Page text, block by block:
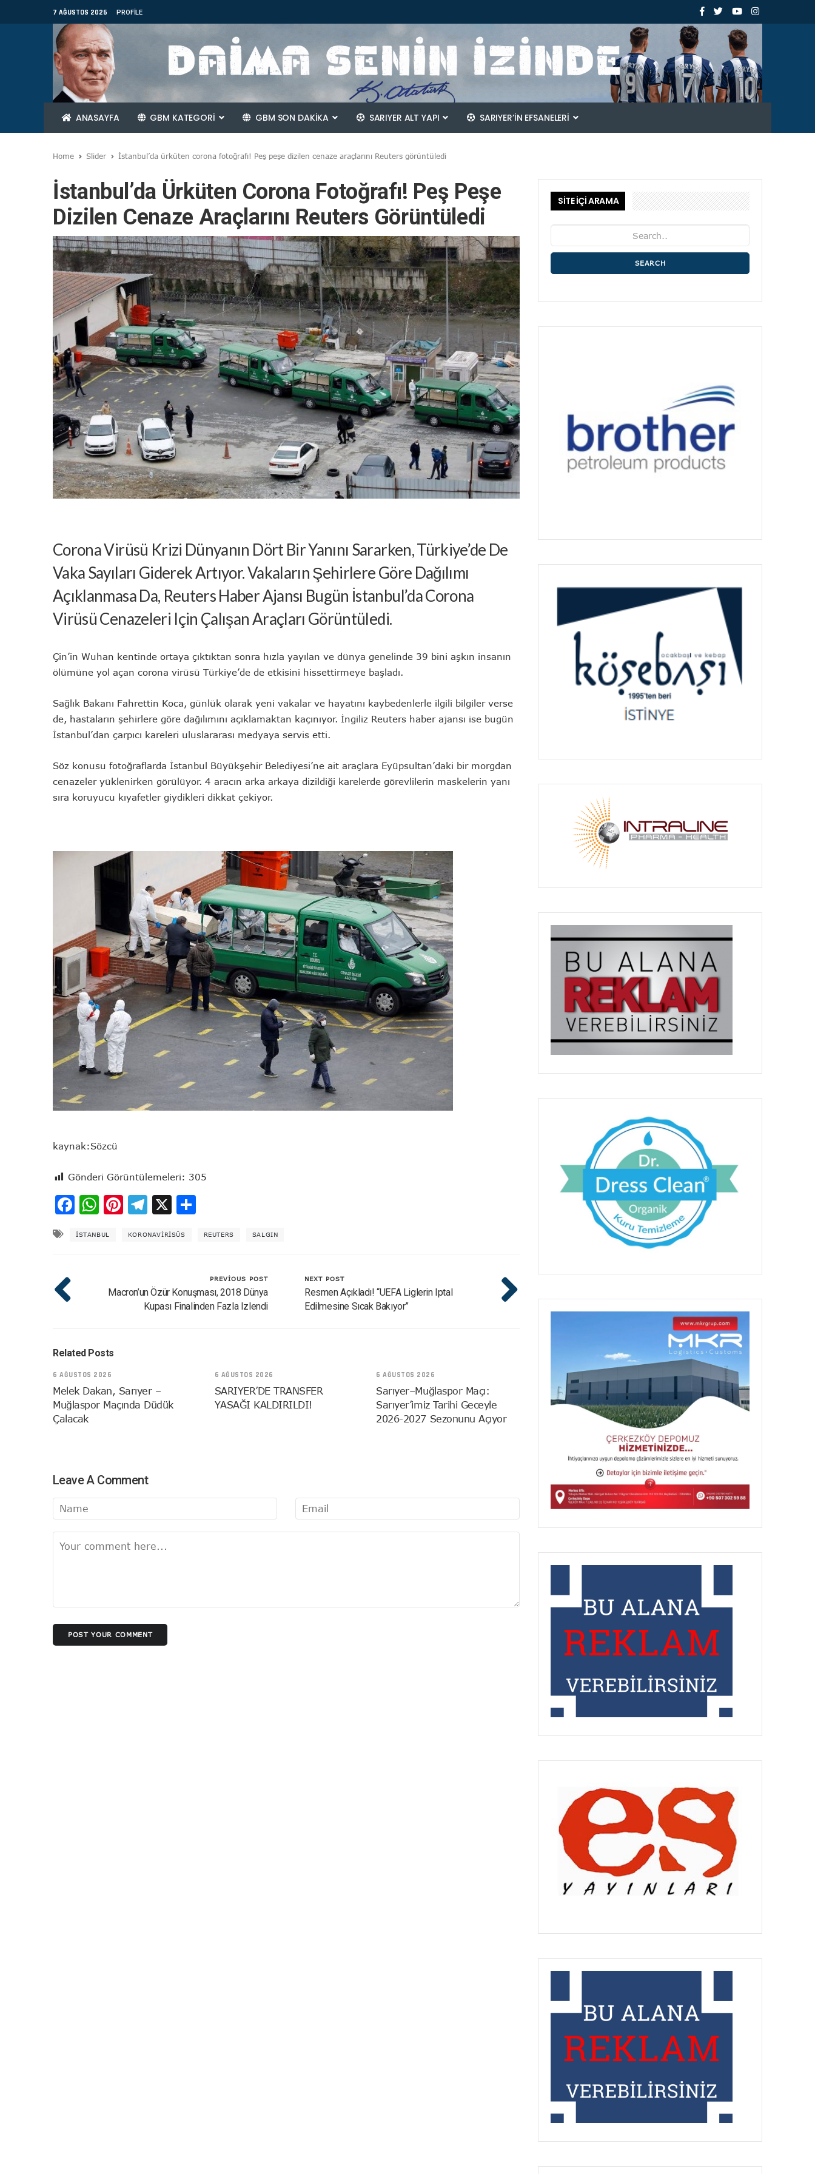
7 AĞUSTOS 2026 PROFILE
ANASAYFA GBM KATEGORİ GBM SON DAKİKA SARIYER ALT YAPI SARIYER’IN EFSANELERI
Home Slider İstanbul’da ürküten corona fotoğrafı! Peş peşe dizilen cenaze araçlarını Reuters görüntüledi
İstanbul’da Ürküten Corona Fotoğrafı! Peş Peşe
Dizilen Cenaze Araçlarını Reuters Görüntüledi
Corona Virüsü Krizi Dünyanın Dört Bir Yanını Sararken, Türkiye’de De
Vaka Sayıları Giderek Artıyor. Vakaların Şehirlere Göre Dağılımı
Açıklanmasa Da, Reuters Haber Ajansı Bugün İstanbul’da Corona
Virüsü Cenazeleri Için Çalışan Araçları Görüntüledi.
Çin’in Wuhan kentinde ortaya çıktıktan sonra hızla yayılan ve dünya genelinde 39 bini aşkın insanın
ölümüne yol açan corona virüsü Türkiye’de de etkisini hissettirmeye başladı.
Sağlık Bakanı Fahrettin Koca, günlük olarak yeni vakalar ve hayatını kaybedenlerle ilgili bilgiler verse
de, hastaların şehirlere göre dağılımını açıklamaktan kaçınıyor. İngiliz Reuters haber ajansı ise bugün
İstanbul’dan çarpıcı kareleri uluslararası medyaya servis etti.
Söz konusu fotoğraflarda İstanbul Büyükşehir Belediyesi’ne ait araçlara Eyüpsultan’daki bir morgdan
cenazeler yüklenirken görülüyor. 4 aracın arka arkaya dizildiği karelerde görevlilerin maskelerin yanı
sıra koruyucu kıyafetler giydikleri dikkat çekiyor.
kaynak:Sözcü
Gönderi Görüntülemeleri: 305
Facebook
WhatsApp
Pinterest
Telegram
X
ISTANBUL KORONAVİRİSÜS REUTERS SALGIN
PREVIOUS POST
Macron’un Özür Konuşması, 2018 Dünya
Kupası Finalinden Fazla Izlendi
NEXT POST
Resmen Açıkladı! “UEFA Liglerin Iptal
Edilmesine Sıcak Bakıyor”
Related Posts
6 AĞUSTOS 2026
Melek Dakan, Sarıyer –
Muğlaspor Maçında Düdük
Çalacak
6 AĞUSTOS 2026
SARIYER’DE TRANSFER
YASAĞI KALDIRILDI!
6 AĞUSTOS 2026
Sarıyer–Muğlaspor Maçı:
Sarıyer’imiz Tarihi Geceyle
2026-2027 Sezonunu Açıyor
Leave A Comment
POST YOUR COMMENT
SİTE İÇİ ARAMA
SEARCH